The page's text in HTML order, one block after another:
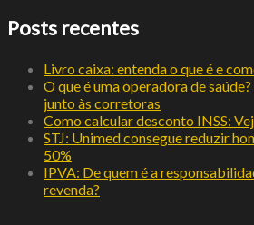
Posts recentes
Livro caixa: entenda o que é e
O que é uma operadora de
junto às corretoras
Como calcular desconto INSS:
STJ: Unimed consegue reduzir
50%
IPVA: De quem é a
revenda?